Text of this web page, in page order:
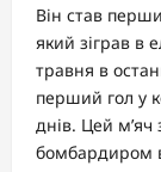
Він став
який зіграв в
травня в
перший гол у
днів. Цей
бомбардиром